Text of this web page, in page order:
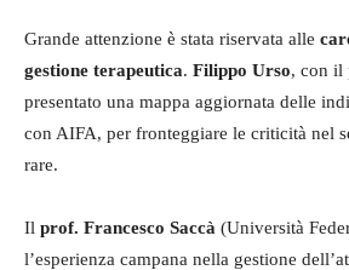
Grande attenzione è stata riservata alle
gestione terapeutica. Filippo Urso, con il
presentato una mappa aggiornata delle
con AIFA, per fronteggiare le criticità nel
rare.
Il prof. Francesco Saccà (Università
l’esperienza campana nella gestione